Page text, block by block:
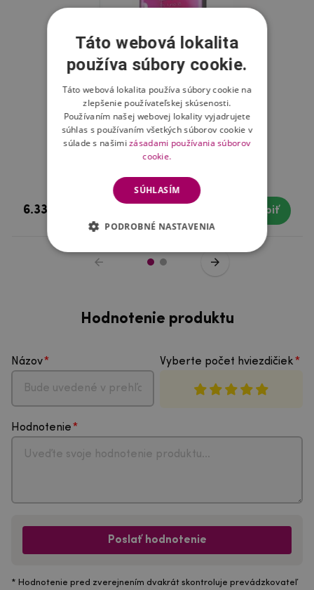
6.33 € Kúpiť
Hodnotenie produktu
Názov Vyberte počet hviezdičiek
Hodnotenie
Poslať hodnotenie
* Hodnotenie pred zverejnením dvakrát skontroluje prevádzkovateľ
Táto webová lokalita
používa súbory cookie.
Táto webová lokalita používa súbory cookie na
zlepšenie používateľskej skúsenosti.
Používaním našej webovej lokality vyjadrujete
súhlas s používaním všetkých súborov cookie v
súlade s našimizásadami používania súborov
cookie.
SÚHLASÍM
PODROBNÉ NASTAVENIA